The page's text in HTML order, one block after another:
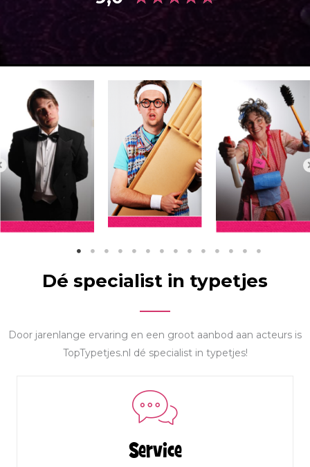
Dé specialist in typetjes
Door jarenlange ervaring en een groot aanbod aan acteurs is
TopTypetjes.nl dé specialist in typetjes!
Service